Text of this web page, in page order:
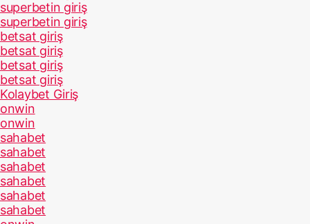
superbetin giriş
superbetin giriş
betsat giriş
betsat giriş
betsat giriş
betsat giriş
Kolaybet Giriş
onwin
onwin
sahabet
sahabet
sahabet
sahabet
sahabet
sahabet